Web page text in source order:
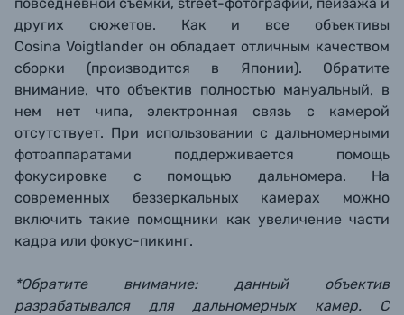
других сюжетов. Как и все объективы
Cosina Voigtlander он обладает отличным качеством
сборки (производится в Японии). Обратите
внимание, что объектив полностью мануальный, в
нем нет чипа, электронная связь с камерой
отсутствует. При использовании с дальномерными
фотоаппаратами поддерживается помощь
фокусировке с помощью дальномера. На
современных беззеркальных камерах можно
включить такие помощники как увеличение части
кадра или фокус-пикинг.
*Обратите внимание: данный объектив
разрабатывался для дальномерных камер. С